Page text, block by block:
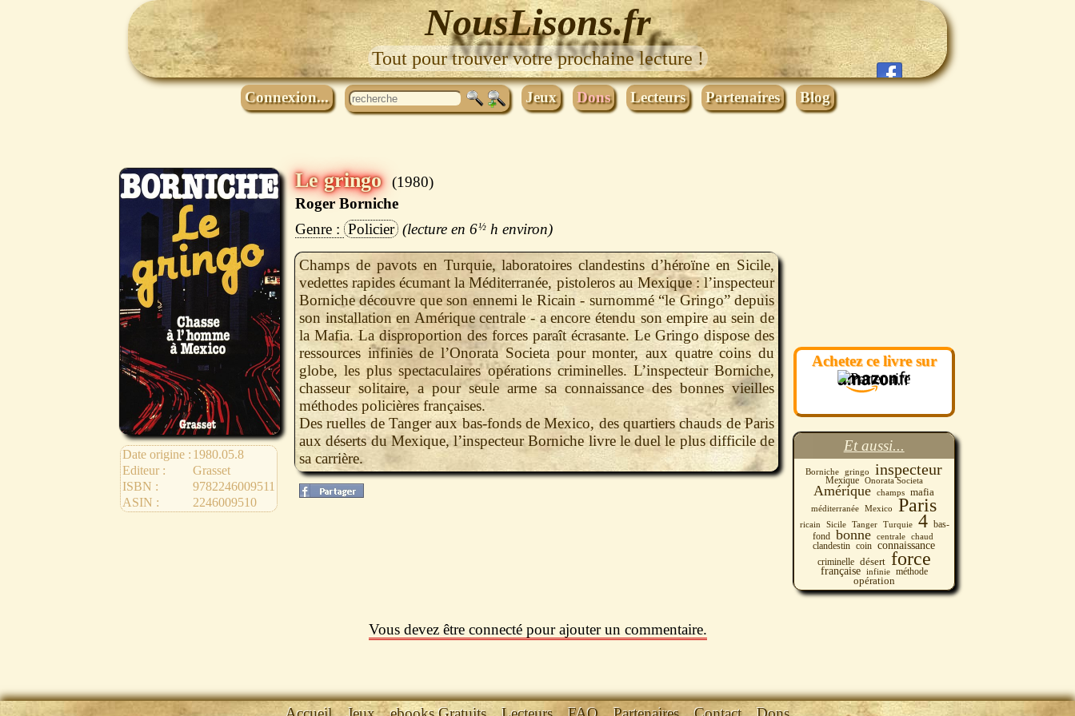
NousLisons.fr
Tout pour trouver votre prochaine lecture !
Connexion... Jeux Dons Lecteurs Partenaires Blog
Date origine : 1980.05.8
Editeur :
Grasset
ISBN :
9782246009511
ASIN :
2246009510
Le gringo
1980
Roger Borniche
Policier
6½ h
Champs de pavots en Turquie, laboratoires clandestins d’héroïne en Sicile,
vedettes rapides écumant la Méditerranée, pistoleros au Mexique : l’inspecteur
Borniche découvre que son ennemi le Ricain - surnommé “le Gringo” depuis
son installation en Amérique centrale - a encore étendu son empire au sein de
la Mafia. La disproportion des forces paraît écrasante. Le Gringo dispose des
ressources infinies de l’Onorata Societa pour monter, aux quatre coins du
globe, les plus spectaculaires opérations criminelles. L’inspecteur Borniche,
chasseur solitaire, a pour seule arme sa connaissance des bonnes vieilles
méthodes policières françaises.
Des ruelles de Tanger aux bas-fonds de Mexico, des quartiers chauds de Paris
aux déserts du Mexique, l’inspecteur Borniche livre le duel le plus difficile de
sa carrière.
Achetez ce livre sur
Et aussi...
Borniche gringo inspecteur
Mexique Onorata Societa
Amérique champs mafia
méditerranée Mexico Paris
ricain Sicile Tanger Turquie 4 bas-
fond bonne centrale chaud
clandestin coin connaissance
criminelle désert force
française infinie méthode
opération
Vous devez être connecté pour ajouter un commentaire.